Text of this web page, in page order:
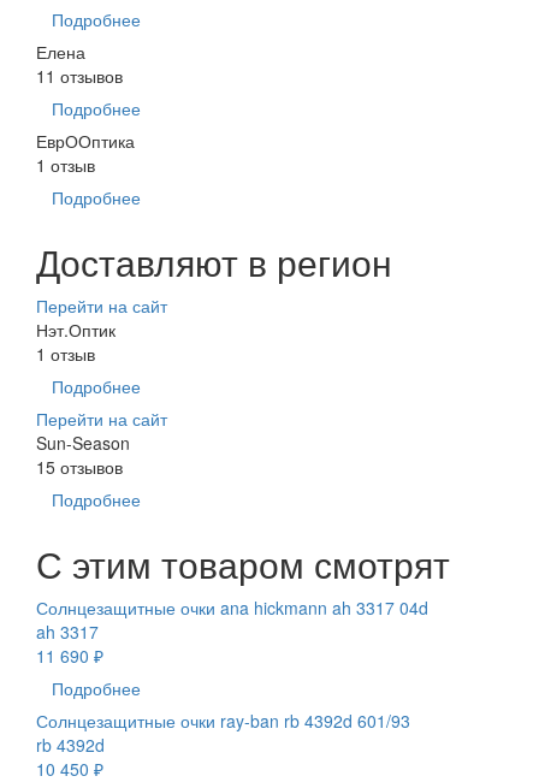
Подробнее
Елена
11 отзывов
Подробнее
ЕврООптика
1 отзыв
Подробнее
Доставляют в регион
Перейти на сайт
Нэт.Оптик
1 отзыв
Подробнее
Перейти на сайт
Sun-Season
15 отзывов
Подробнее
С этим товаром смотрят
Солнцезащитные очки ana hickmann ah 3317 04d
ah 3317
11 690 ₽
Подробнее
Солнцезащитные очки ray-ban rb 4392d 601/93
rb 4392d
10 450 ₽